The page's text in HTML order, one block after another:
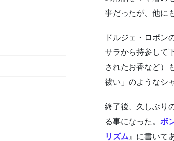
事だったが、他に
ドルジェ・ロポン
サラから持参して
されたお香など）
祓い」のようなシ
終了後、久しぶり
る事になった。 ボ
リズム 』に書いて